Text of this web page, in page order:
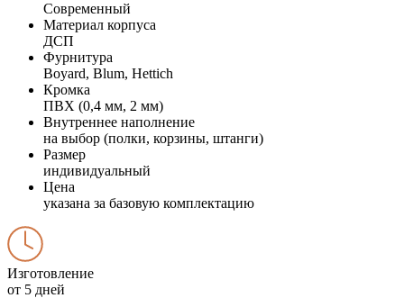
Современный
Материал корпуса
ДСП
Фурнитура
Boyard, Blum, Hettich
Кромка
ПВХ (0,4 мм, 2 мм)
Внутреннее наполнение
на выбор (полки, корзины, штанги)
Размер
индивидуальный
Цена
указана за базовую комплектацию
Изготовление
от 5 дней